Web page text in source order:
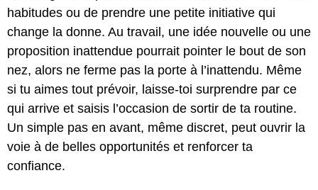
habitudes ou de prendre une petite initiative qui
change la donne. Au travail, une idée nouvelle ou une
proposition inattendue pourrait pointer le bout de son
nez, alors ne ferme pas la porte à l’inattendu. Même
si tu aimes tout prévoir, laisse-toi surprendre par ce
qui arrive et saisis l’occasion de sortir de ta routine.
Un simple pas en avant, même discret, peut ouvrir la
voie à de belles opportunités et renforcer ta
confiance.